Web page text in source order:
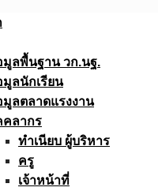
ลพื้นฐาน วก.นฐ.
ลนักเรียน
ลตลาดแรงงาน
คลากร
ทำเนียบ ผู้บริหาร
ครู
เจ้าหน้าที่